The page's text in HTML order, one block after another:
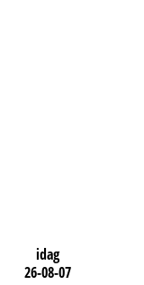
idag
26-08-07